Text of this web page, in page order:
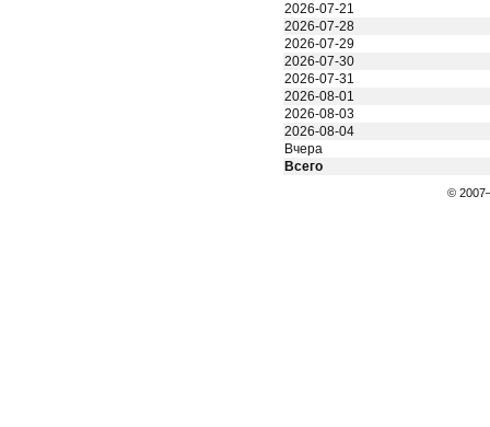
2026-07-21
2026-07-28
2026-07-29
2026-07-30
2026-07-31
2026-08-01
2026-08-03
2026-08-04
Вчера
Всего
©